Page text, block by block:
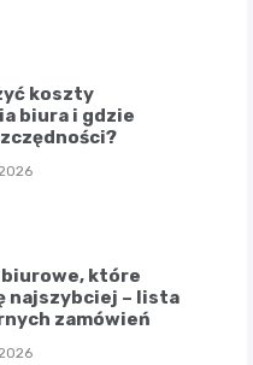
koszty
biura i gdzie
biurowe, które
najszybciej – lista
zamówień